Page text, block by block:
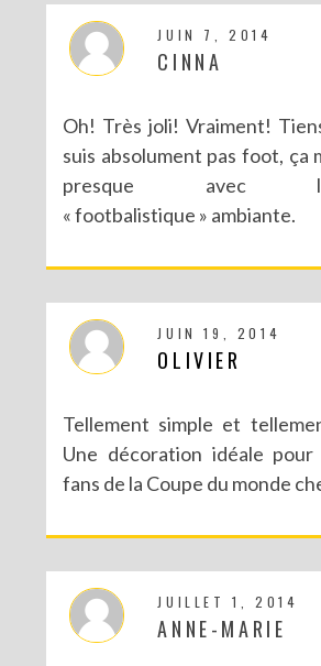
JUIN 7, 2014
CINNA
Oh! Très joli! Vraiment!
suis absolument pas foot, ça
presque avec
« footbalistique » ambiante.
JUIN 19, 2014
OLIVIER
Tellement simple et
Une décoration idéale
fans de la Coupe du monde
JUILLET 1, 2014
ANNE-MARIE